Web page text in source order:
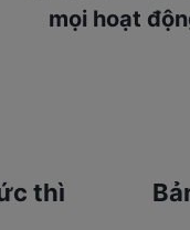
mọi hoạt
thì